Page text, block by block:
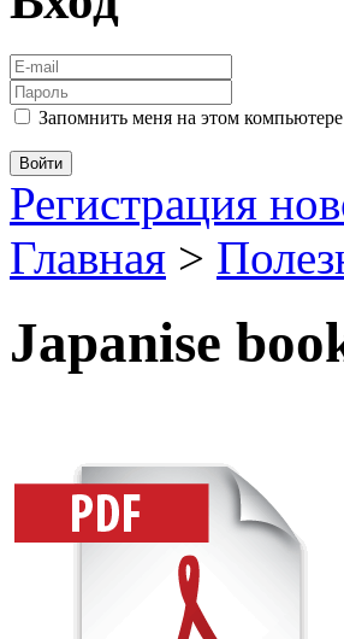
Запомнить меня на этом компьютере
Регистрация
Главная >
Japanise